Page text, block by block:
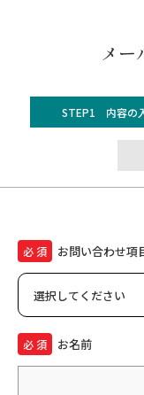
メー
STEP1 内容の
必 須 お問い合わせ項
必 須 お名前